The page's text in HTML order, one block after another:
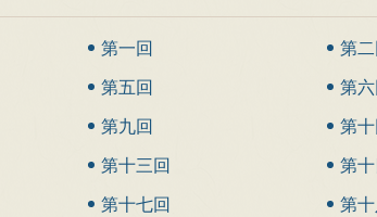
第一回
第
第五回
第
第九回
第
第十三回
第
第十七回
第